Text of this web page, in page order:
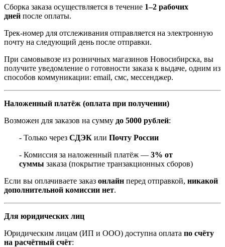
Сборка заказа осуществляется в течение 1–2 рабочих
дней после оплаты.
Трек-номер для отслеживания отправляется на электронную
почту на следующий день после отправки.
При самовывозе из розничных магазинов Новосибирска, вы
получите уведомление о готовности заказа к выдаче, одним из
способов коммуникации: email, смс, мессенджер.
Наложенный платёж (оплата при получении)
Возможен для заказов на сумму до 5000 рублей:
- Только через СДЭК или Почту России
- Комиссия за наложенный платёж — 3% от
суммы заказа (покрытие транзакционных сборов)
Если вы оплачиваете заказ онлайн перед отправкой, никакой
дополнительной комиссии нет.
Для юридических лиц
Юридическим лицам (ИП и ООО) доступна оплата по счёту
на расчётный счёт: